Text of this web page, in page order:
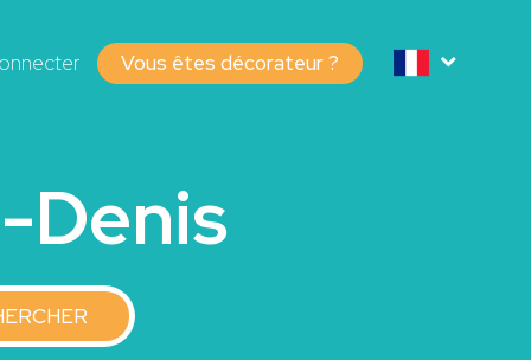
Vous êtes décorateur ?
Denis